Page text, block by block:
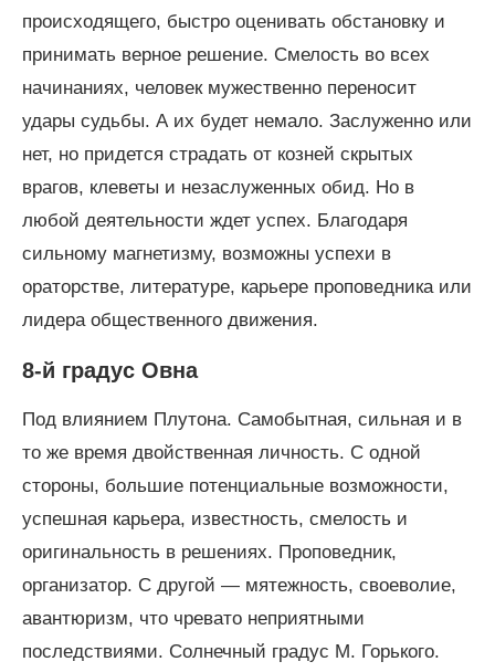
происходящего, быстро оценивать обстановку и
принимать верное решение. Смелость во всех
начинаниях, человек мужественно переносит
удары судьбы. А их будет немало. Заслуженно или
нет, но придется страдать от козней скрытых
врагов, клеветы и незаслуженных обид. Но в
любой деятельности ждет успех. Благодаря
сильному магнетизму, возможны успехи в
ораторстве, литературе, карьере проповедника или
лидера общественного движения.
8-й градус Овна
Под влиянием Плутона. Самобытная, сильная и в
то же время двойственная личность. С одной
стороны, большие потенциальные возможности,
успешная карьера, известность, смелость и
оригинальность в решениях. Проповедник,
организатор. С другой — мятежность, своеволие,
авантюризм, что чревато неприятными
последствиями. Солнечный градус М. Горького.